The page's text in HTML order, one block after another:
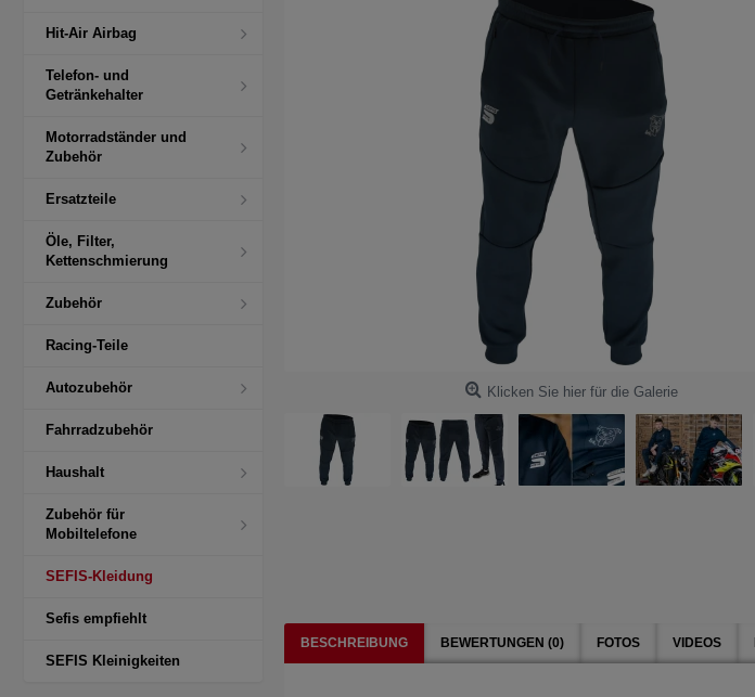
Hit-Air Airbag
Telefon- und
Getränkehalter
Motorradständer und
Zubehör
Ersatzteile
Öle, Filter,
Kettenschmierung
Zubehör
Racing-Teile
Autozubehör
Fahrradzubehör
Haushalt
Zubehör für
Mobiltelefone
SEFIS-Kleidung
Sefis empfiehlt
SEFIS Kleinigkeiten
Klicken Sie hier für die Galerie
BESCHREIBUNG BEWERTUNGEN (0) FOTOS VIDEOS